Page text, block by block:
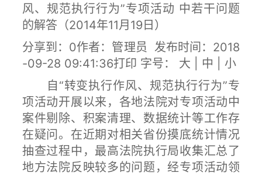
风、规范执行行为”专项活动 中若干问题
的解答（2014年11月19日）
分享到：0作者：管理员 发布时间：2018
-09-28 09:41:36打印 字号： 大 | 中 | 小
自“转变执行作风、规范执行行为”专
项活动开展以来，各地法院对专项活动中
案件剔除、积案清理、数据统计等工作存
在疑问。在近期对相关省份摸底统计情况
抽查过程中，最高法院执行局收集汇总了
地方法院反映较多的问题，经专项活动领